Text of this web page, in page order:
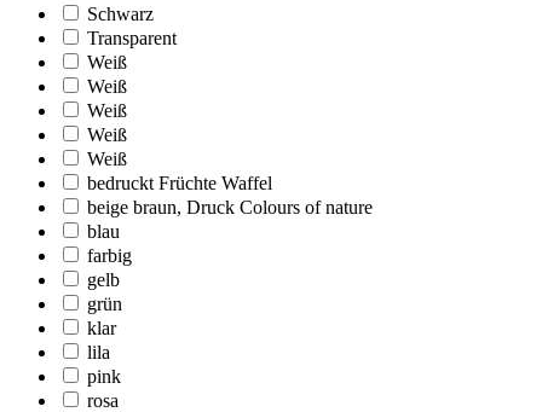
Schwarz
Transparent
Weiß
Weiß
Weiß
Weiß
Weiß
bedruckt Früchte Waffel
beige braun, Druck Colours of nature
blau
farbig
gelb
grün
klar
lila
pink
rosa